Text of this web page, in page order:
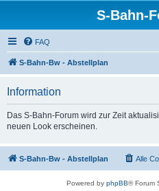
S-Bahn-
FAQ
S-Bahn-Bw - Abstellplan
Information
Das S-Bahn-Forum wird zur Zeit
neuen Look erscheinen.
S-Bahn-Bw - Abstellplan Alle
Powered by phpBB® Forum